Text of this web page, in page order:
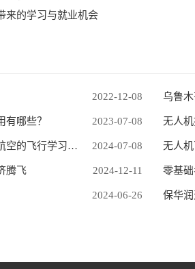
来的学习与就业机会
2022-12-08 乌鲁
2023-07-08
哪些？ 无人
2024-07-08
新疆无人机培训航拍基地介绍：保华润天航空的飞行学习平台 无人
2024-12-11
腾飞 零基
2024-06-26 保华